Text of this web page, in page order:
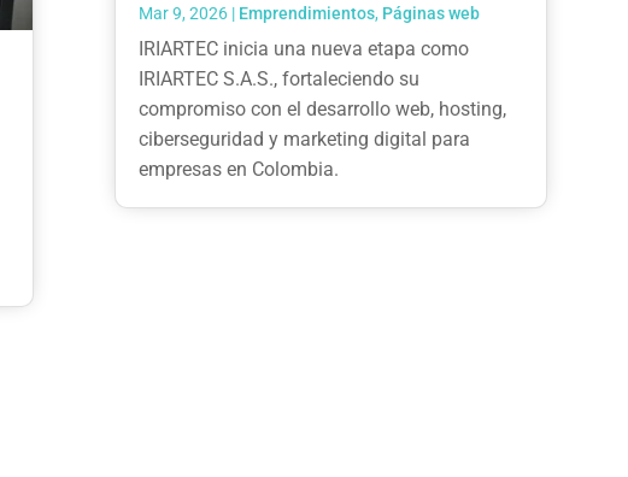
Mar 9, 2026| Emprendimientos, Páginas web
IRIARTEC inicia una nueva etapa como
IRIARTEC S.A.S., fortaleciendo su
compromiso con el desarrollo web, hosting,
ciberseguridad y marketing digital para
empresas en Colombia.